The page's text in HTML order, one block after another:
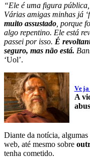
“Ele é uma figura
Várias amigas minhas já
muito assustado , porque
algo repentino. Ele está
passei por isso. É
seguro, mas não está.
‘Uol’.
A
Diante da notícia, algumas
web, até mesmo sobre
tenha cometido.